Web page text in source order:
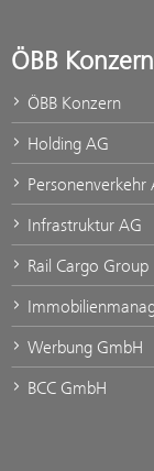
ÖBB Konzern
ÖBB Konzern
Holding AG
Personenverkehr
Infrastruktur AG
Rail Cargo Group
Werbung GmbH
BCC GmbH